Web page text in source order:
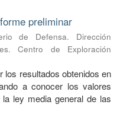
preliminar
de Defensa. Dirección
Centro de Exploración
los resultados obtenidos en
a conocer los valores
ley media general de las